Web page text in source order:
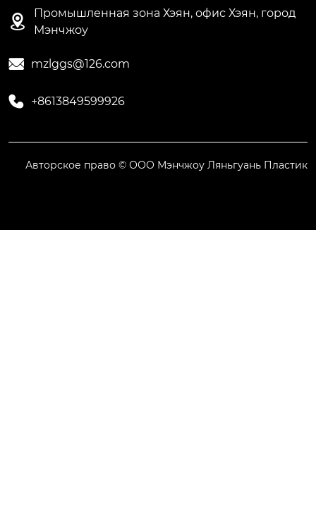

Промышленная зона Хэян, офис Хэян, город
Мэнчжоу
 mzlggs@126.com
 +8613849599926
Авторское право © ООО Мэнчжоу Ляньгуань Пластик